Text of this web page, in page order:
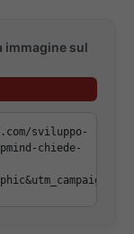
immagine sul